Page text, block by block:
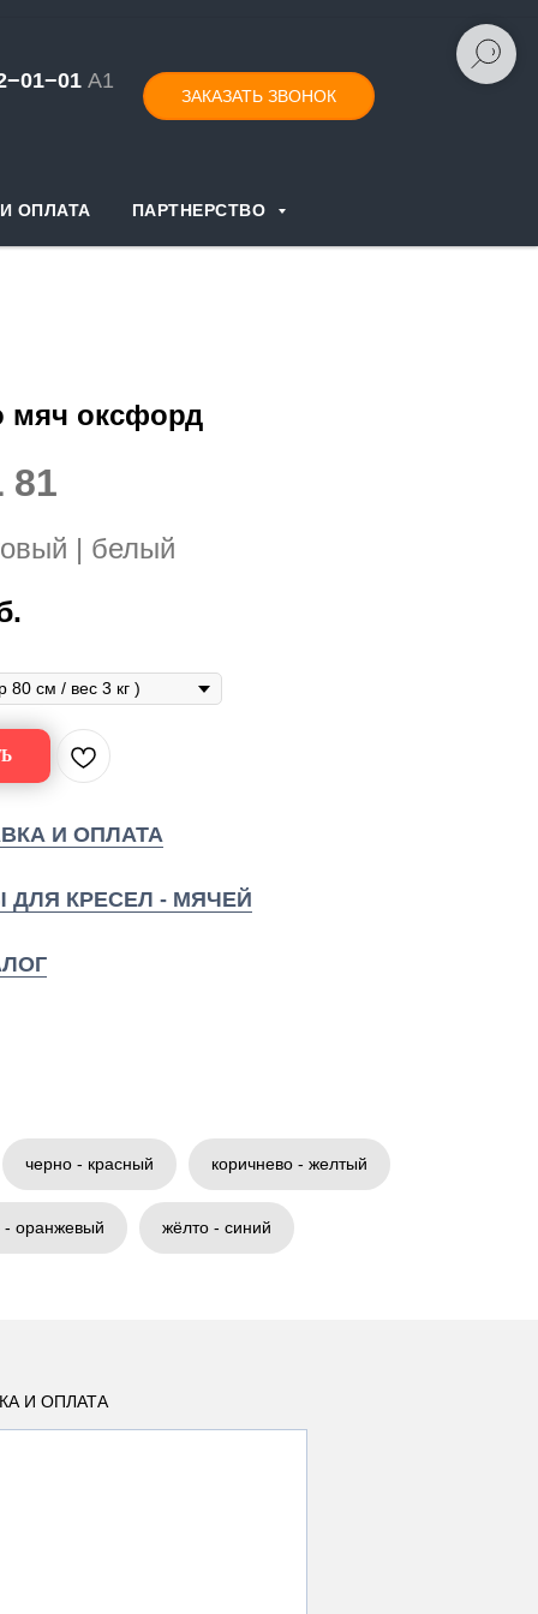
01 А1
ЗАКАЗАТЬ ЗВОНОК
ОПЛАТА ПАРТНЕРСТВО
мяч оксфорд
81
| белый
И ОПЛАТА
ДЛЯ КРЕСЕЛ - МЯЧЕЙ
черно - красный коричнево - желтый
- оранжевый жёлто - синий
И ОПЛАТА